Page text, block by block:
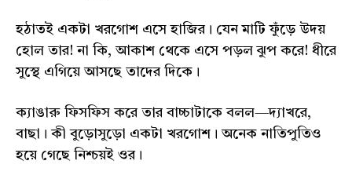
হঠাতই একটা খরগোশ এসে হাজির। যেন মাটি ফুঁড়ে উদয়
হোল তার! না কি, আকাশ থেকে এসে পড়ল ঝুপ করে! ধীরে
সুস্থে এগিয়ে আসছে তাদের দিকে।
ক্যাঙারু ফিসফিস করে তার বাচ্চাটাকে বলল—দ্যাখরে,
বাছা। কী বুড়োসুড়ো একটা খরগোশ। অনেক নাতিপুতিও
হয়ে গেছে নিশ্চয়ই ওর।